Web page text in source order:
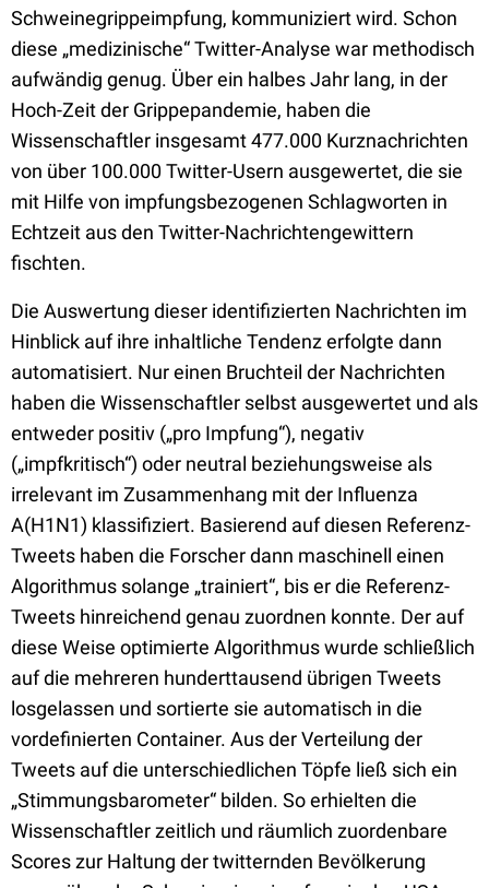
Schweinegrippeimpfung, kommuniziert wird. Schon
diese „medizinische“ Twitter-Analyse war methodisch
aufwändig genug. Über ein halbes Jahr lang, in der
Hoch-Zeit der Grippepandemie, haben die
Wissenschaftler insgesamt 477.000 Kurznachrichten
von über 100.000 Twitter-Usern ausgewertet, die sie
mit Hilfe von impfungsbezogenen Schlagworten in
Echtzeit aus den Twitter-Nachrichtengewittern
fischten.
Die Auswertung dieser identifizierten Nachrichten im
Hinblick auf ihre inhaltliche Tendenz erfolgte dann
automatisiert. Nur einen Bruchteil der Nachrichten
haben die Wissenschaftler selbst ausgewertet und als
entweder positiv („pro Impfung“), negativ
(„impfkritisch“) oder neutral beziehungsweise als
irrelevant im Zusammenhang mit der Influenza
A(H1N1) klassifiziert. Basierend auf diesen Referenz-
Tweets haben die Forscher dann maschinell einen
Algorithmus solange „trainiert“, bis er die Referenz-
Tweets hinreichend genau zuordnen konnte. Der auf
diese Weise optimierte Algorithmus wurde schließlich
auf die mehreren hunderttausend übrigen Tweets
losgelassen und sortierte sie automatisch in die
vordefinierten Container. Aus der Verteilung der
Tweets auf die unterschiedlichen Töpfe ließ sich ein
„Stimmungsbarometer“ bilden. So erhielten die
Wissenschaftler zeitlich und räumlich zuordenbare
Scores zur Haltung der twitternden Bevölkerung